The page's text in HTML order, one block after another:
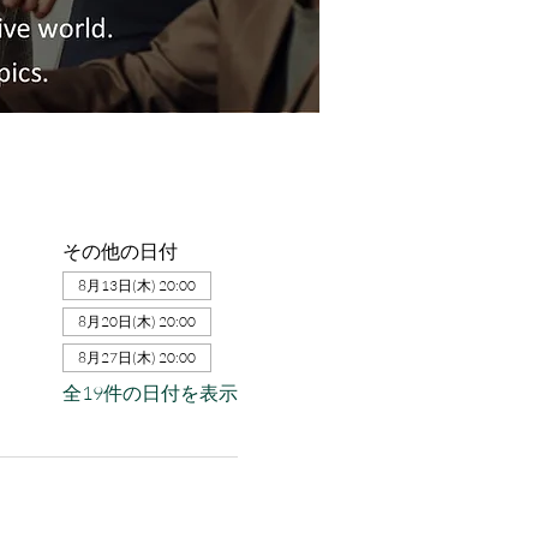
その他の日付
8月13日(木) 20:00
8月20日(木) 20:00
8月27日(木) 20:00
全19件の日付を表示